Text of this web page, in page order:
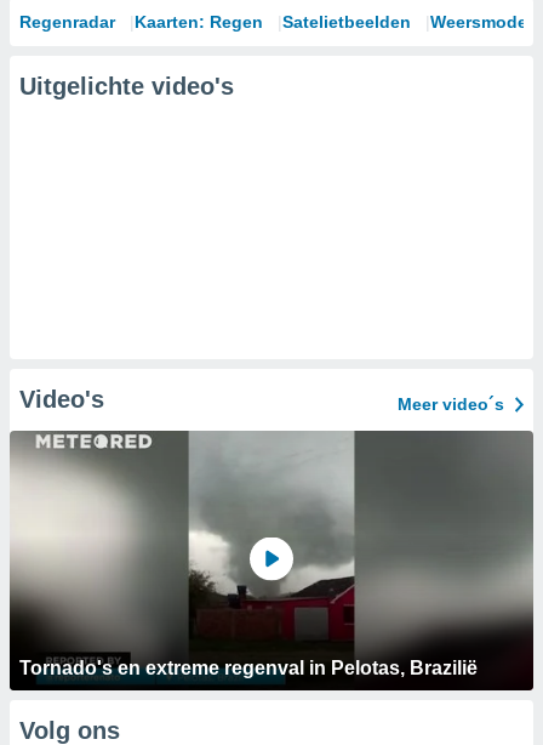
Regenradar Kaarten: Regen Satelietbeelden
Uitgelichte video's
Video's Meer video´s
Tornado's en extreme regenval in Pelotas, Brazilië
Volg ons